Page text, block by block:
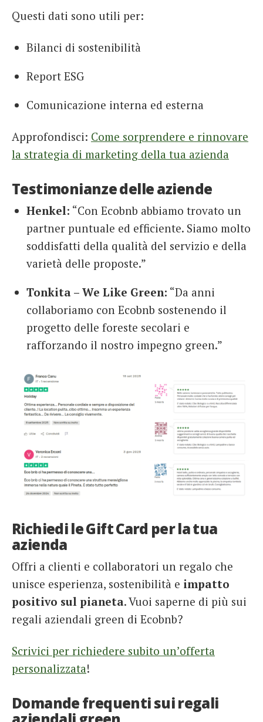
Questi dati sono utili per:
Bilanci di sostenibilità
Report ESG
Comunicazione interna ed esterna
Approfondisci: Come sorprendere e rinnovare
la strategia di marketing della tua azienda
Testimonianze delle aziende
Henkel: “Con Ecobnb abbiamo trovato un
partner puntuale ed efficiente. Siamo molto
soddisfatti della qualità del servizio e della
varietà delle proposte.”
Tonkita – We Like Green: “Da anni
collaboriamo con Ecobnb sostenendo il
progetto delle foreste secolari e
rafforzando il nostro impegno green.”
Richiedi le Gift Card per la tua
azienda
Offri a clienti e collaboratori un regalo che
unisce esperienza, sostenibilità e impatto
positivo sul pianeta. Vuoi saperne di più sui
regali aziendali green di Ecobnb?
Scrivici per richiedere subito un’offerta
personalizzata!
Domande frequenti sui regali